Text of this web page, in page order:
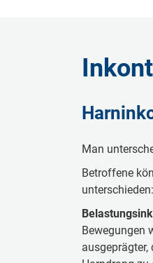
Man
Betroffene
unterschieden:
Bewegungen